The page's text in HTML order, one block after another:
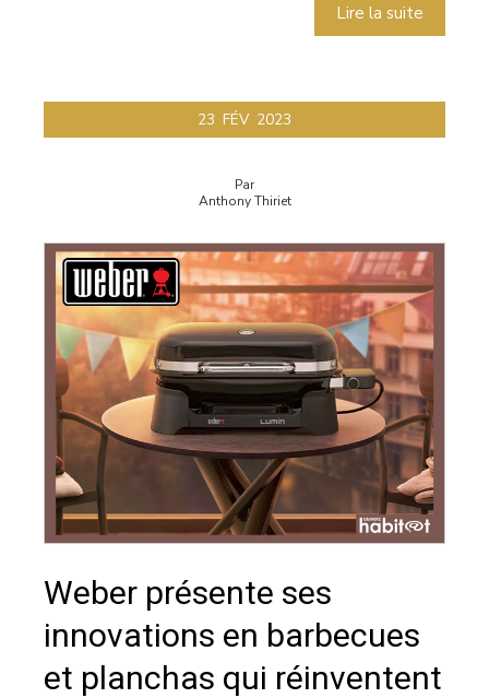
Lire la suite
23 FÉV 2023
Par
Anthony Thiriet
Weber présente ses
innovations en barbecues
et planchas qui réinventent